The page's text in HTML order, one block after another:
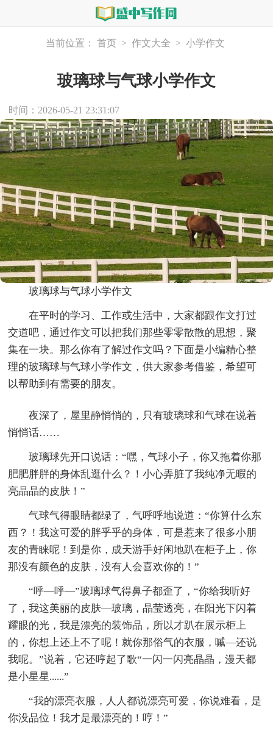
当前位置： 首页 > 作文大全 > 小学作文
玻璃球与气球小学作文
时间：2026-05-21 23:31:07
玻璃球与气球小学作文
在平时的学习、工作或生活中，大家都跟作文打过
交道吧，通过作文可以把我们那些零零散散的思想，聚
集在一块。那么你有了解过作文吗？下面是小编精心整
理的玻璃球与气球小学作文，供大家参考借鉴，希望可
以帮助到有需要的朋友。
夜深了，屋里静悄悄的，只有玻璃球和气球在说着
悄悄话……
玻璃球先开口说话：“嘿，气球小子，你又拖着你那
肥肥胖胖的身体乱逛什么？！小心弄脏了我纯净无暇的
亮晶晶的皮肤！”
气球气得眼睛都绿了，气呼呼地说道：“你算什么东
西？！我这可爱的胖乎乎的身体，可是惹来了很多小朋
友的青睐呢！到是你，成天游手好闲地趴在柜子上，你
那没有颜色的皮肤，没有人会喜欢你的！”
“呼—呼—”玻璃球气得鼻子都歪了，“你给我听好
了，我这美丽的皮肤—玻璃，晶莹透亮，在阳光下闪着
耀眼的光，我是漂亮的装饰品，所以才趴在展示柜上
的，你想上还上不了呢！就你那俗气的衣服，嘁—还说
我呢。”说着，它还哼起了歌“一闪一闪亮晶晶，漫天都
是小星星......”
“我的漂亮衣服，人人都说漂亮可爱，你说难看，是
你没品位！我才是最漂亮的！哼！”